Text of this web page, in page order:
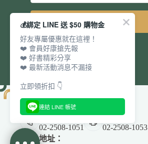
立即訂閱
電話：
02-2508-1051
傳真：
02-2508-1053
地址：
💰綁定 LINE 送 $50 購物金
好友專屬優惠就在這裡！
❤️ 會員好康搶先報
❤️ 好書精彩分享
❤️ 最新活動消息不漏接
立即領折扣 👇
連結 LINE 帳號